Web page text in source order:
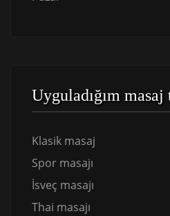
Uyguladığım
Klasik masaj
Spor masajı
İsveç masajı
Thai masajı